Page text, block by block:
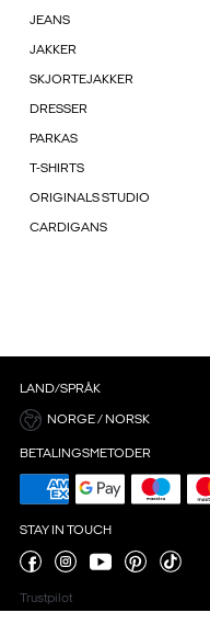
JEANS
JAKKER
SKJORTEJAKKER
DRESSER
PARKAS
T-SHIRTS
ORIGINALS STUDIO
CARDIGANS
LAND/SPRÅK
NORGE / NORSK
BETALINGSMETODER
STAY IN TOUCH
Trustpilot